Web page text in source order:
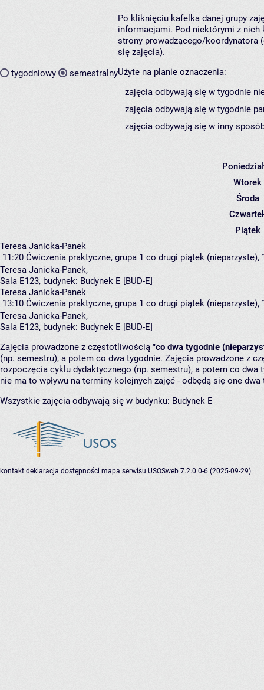
tygodniowy semestralny
Po kliknięciu kafelka danej grupy
informacjami. Pod niektórymi z nich
strony prowadzącego/koordynatora
się zajęcia).
Użyte na planie oznaczenia:
zajęcia odbywają się w tygodnie
zajęcia odbywają się w tygodnie
zajęcia odbywają się w inny
Wtorek
Środa
Piątek
Teresa Janicka-Panek
11:20 Ćwiczenia praktyczne, grupa 1 co drugi piątek (nieparzyste),
Teresa Janicka-Panek,
Sala E123, budynek: Budynek E [BUD-E]
Teresa Janicka-Panek
13:10 Ćwiczenia praktyczne, grupa 1 co drugi piątek (nieparzyste),
Teresa Janicka-Panek,
Sala E123, budynek: Budynek E [BUD-E]
Zajęcia prowadzone z częstotliwością "co dwa tygodnie
(np. semestru), a potem co dwa tygodnie. Zajęcia prowadzone z
rozpoczęcia cyklu dydaktycznego (np. semestru), a potem co
nie ma to wpływu na terminy kolejnych zajęć - odbędą się one
Wszystkie zajęcia odbywają się w budynku: Budynek E
kontakt deklaracja dostępności mapa serwisu USOSweb 7.2.0.0-6 (2025-09-29)